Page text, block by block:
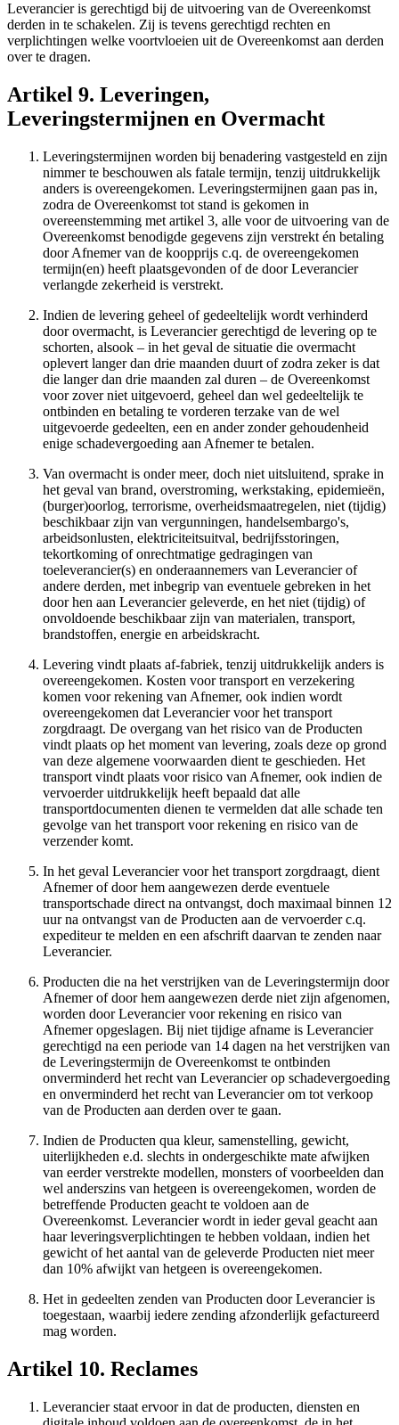
Leverancier is gerechtigd bij de uitvoering van de Overeenkomst
derden in te schakelen. Zij is tevens gerechtigd rechten en
verplichtingen welke voortvloeien uit de Overeenkomst aan derden
over te dragen.
Artikel 9. Leveringen,
Leveringstermijnen en Overmacht
Leveringstermijnen worden bij benadering vastgesteld en zijn
nimmer te beschouwen als fatale termijn, tenzij uitdrukkelijk
anders is overeengekomen. Leveringstermijnen gaan pas in,
zodra de Overeenkomst tot stand is gekomen in
overeenstemming met artikel 3, alle voor de uitvoering van de
Overeenkomst benodigde gegevens zijn verstrekt én betaling
door Afnemer van de koopprijs c.q. de overeengekomen
termijn(en) heeft plaatsgevonden of de door Leverancier
verlangde zekerheid is verstrekt.
Indien de levering geheel of gedeeltelijk wordt verhinderd
door overmacht, is Leverancier gerechtigd de levering op te
schorten, alsook – in het geval de situatie die overmacht
oplevert langer dan drie maanden duurt of zodra zeker is dat
die langer dan drie maanden zal duren – de Overeenkomst
voor zover niet uitgevoerd, geheel dan wel gedeeltelijk te
ontbinden en betaling te vorderen terzake van de wel
uitgevoerde gedeelten, een en ander zonder gehoudenheid
enige schadevergoeding aan Afnemer te betalen.
Van overmacht is onder meer, doch niet uitsluitend, sprake in
het geval van brand, overstroming, werkstaking, epidemieën,
(burger)oorlog, terrorisme, overheidsmaatregelen, niet (tijdig)
beschikbaar zijn van vergunningen, handelsembargo's,
arbeidsonlusten, elektriciteitsuitval, bedrijfsstoringen,
tekortkoming of onrechtmatige gedragingen van
toeleverancier(s) en onderaannemers van Leverancier of
andere derden, met inbegrip van eventuele gebreken in het
door hen aan Leverancier geleverde, en het niet (tijdig) of
onvoldoende beschikbaar zijn van materialen, transport,
brandstoffen, energie en arbeidskracht.
Levering vindt plaats af-fabriek, tenzij uitdrukkelijk anders is
overeengekomen. Kosten voor transport en verzekering
komen voor rekening van Afnemer, ook indien wordt
overeengekomen dat Leverancier voor het transport
zorgdraagt. De overgang van het risico van de Producten
vindt plaats op het moment van levering, zoals deze op grond
van deze algemene voorwaarden dient te geschieden. Het
transport vindt plaats voor risico van Afnemer, ook indien de
vervoerder uitdrukkelijk heeft bepaald dat alle
transportdocumenten dienen te vermelden dat alle schade ten
gevolge van het transport voor rekening en risico van de
verzender komt.
In het geval Leverancier voor het transport zorgdraagt, dient
Afnemer of door hem aangewezen derde eventuele
transportschade direct na ontvangst, doch maximaal binnen 12
uur na ontvangst van de Producten aan de vervoerder c.q.
expediteur te melden en een afschrift daarvan te zenden naar
Leverancier.
Producten die na het verstrijken van de Leveringstermijn door
Afnemer of door hem aangewezen derde niet zijn afgenomen,
worden door Leverancier voor rekening en risico van
Afnemer opgeslagen. Bij niet tijdige afname is Leverancier
gerechtigd na een periode van 14 dagen na het verstrijken van
de Leveringstermijn de Overeenkomst te ontbinden
onverminderd het recht van Leverancier op schadevergoeding
en onverminderd het recht van Leverancier om tot verkoop
van de Producten aan derden over te gaan.
Indien de Producten qua kleur, samenstelling, gewicht,
uiterlijkheden e.d. slechts in ondergeschikte mate afwijken
van eerder verstrekte modellen, monsters of voorbeelden dan
wel anderszins van hetgeen is overeengekomen, worden de
betreffende Producten geacht te voldoen aan de
Overeenkomst. Leverancier wordt in ieder geval geacht aan
haar leveringsverplichtingen te hebben voldaan, indien het
gewicht of het aantal van de geleverde Producten niet meer
dan 10% afwijkt van hetgeen is overeengekomen.
Het in gedeelten zenden van Producten door Leverancier is
toegestaan, waarbij iedere zending afzonderlijk gefactureerd
mag worden.
Artikel 10. Reclames
Leverancier staat ervoor in dat de producten, diensten en